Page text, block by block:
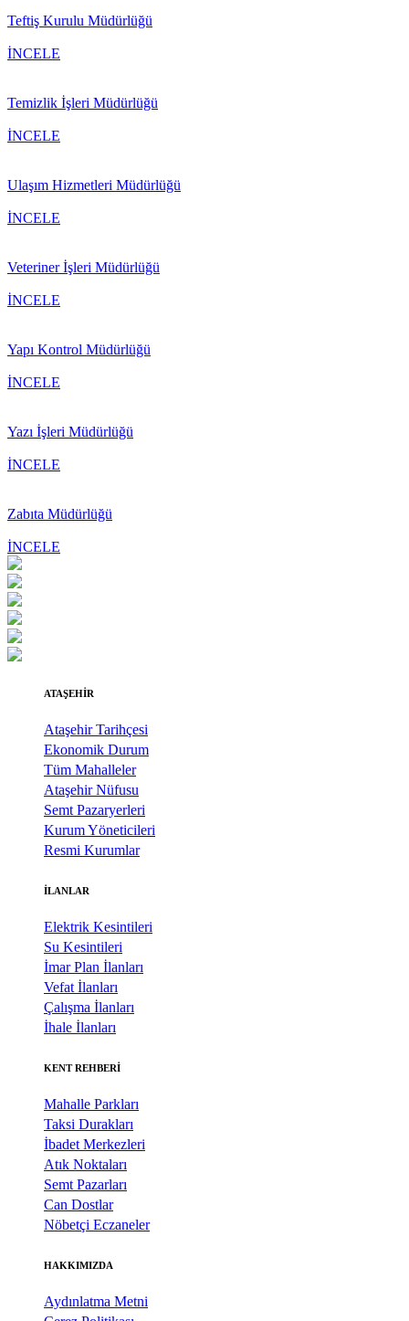
Teftiş Kurulu Müdürlüğü
İNCELE
Temizlik İşleri Müdürlüğü
İNCELE
Ulaşım Hizmetleri Müdürlüğü
İNCELE
Veteriner İşleri Müdürlüğü
İNCELE
Yapı Kontrol Müdürlüğü
İNCELE
Yazı İşleri Müdürlüğü
İNCELE
Zabıta Müdürlüğü
İNCELE
ATAŞEHİR
Ataşehir Tarihçesi
Ekonomik Durum
Tüm Mahalleler
Ataşehir Nüfusu
Semt Pazaryerleri
Kurum Yöneticileri
Resmi Kurumlar
İLANLAR
Elektrik Kesintileri
Su Kesintileri
İmar Plan İlanları
Vefat İlanları
Çalışma İlanları
İhale İlanları
KENT REHBERİ
Mahalle Parkları
Taksi Durakları
İbadet Merkezleri
Atık Noktaları
Semt Pazarları
Can Dostlar
Nöbetçi Eczaneler
HAKKIMIZDA
Aydınlatma Metni